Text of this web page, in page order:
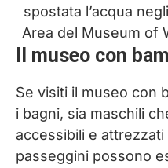
spostata l’acqua
Area del Museum of
Il museo con
Se visiti il museo con
i bagni, sia maschili
accessibili e
passeggini possono